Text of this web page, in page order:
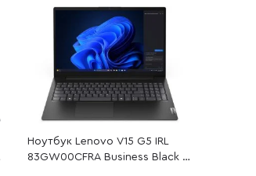
Ноутбук Lenovo V15 G5 IRL
83GW00CFRA Business Black -